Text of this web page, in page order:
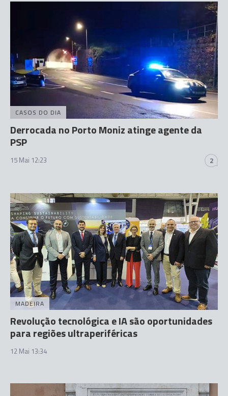
CASOS DO DIA
Derrocada no Porto Moniz atinge agente da
PSP
15 Mai 12:23 2
MADEIRA
Revolução tecnológica e IA são oportunidades
para regiões ultraperiféricas
12 Mai 13:34